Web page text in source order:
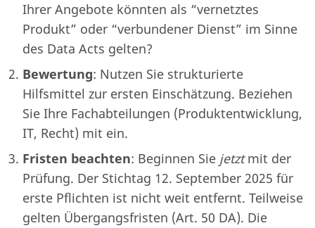
Ihrer Angebote könnten als “vernetztes
Produkt” oder “verbundener Dienst” im Sinne
des Data Acts gelten?
Bewertung: Nutzen Sie strukturierte
Hilfsmittel zur ersten Einschätzung. Beziehen
Sie Ihre Fachabteilungen (Produktentwicklung,
IT, Recht) mit ein.
Fristen beachten: Beginnen Sie jetztmit der
Prüfung. Der Stichtag 12. September 2025 für
erste Pflichten ist nicht weit entfernt. Teilweise
gelten Übergangsfristen (Art. 50 DA). Die